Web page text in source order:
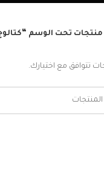
منتجات تحت الوسم “كتالوج
تتوافق مع اختيارك.